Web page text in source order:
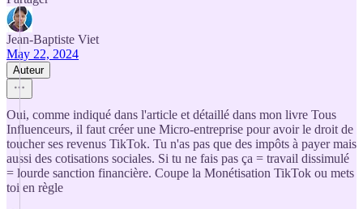
Jean-Baptiste Viet
May 22, 2024
Auteur
Oui, comme indiqué dans l'article et détaillé dans mon livre Tous
Influenceurs, il faut créer une Micro-entreprise pour avoir le droit de
toucher ses revenus TikTok. Tu n'as pas que des impôts à payer mais
aussi des cotisations sociales. Si tu ne fais pas ça = travail dissimulé
= lourde sanction financière. Coupe la Monétisation TikTok ou mets
toi en règle